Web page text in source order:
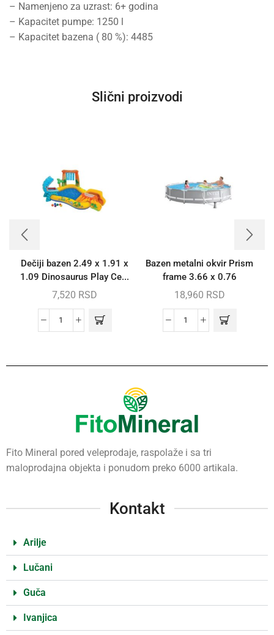
– Namenjeno za uzrast: 6+ godina
– Kapacitet pumpe: 1250 l
– Kapacitet bazena ( 80 %): 4485
Slični proizvodi
Dečiji bazen 2.49 x 1.91 x
1.09 Dinosaurus Play Ce...
7,520 RSD
Bazen metalni okvir Prism
frame 3.66 x 0.76
18,960 RSD
Fito Mineral pored veleprodaje, raspolaže i sa tri
maloprodajna objekta i ponudom preko 6000 artikala.
Kontakt
Arilje
Lučani
Guča
Ivanjica